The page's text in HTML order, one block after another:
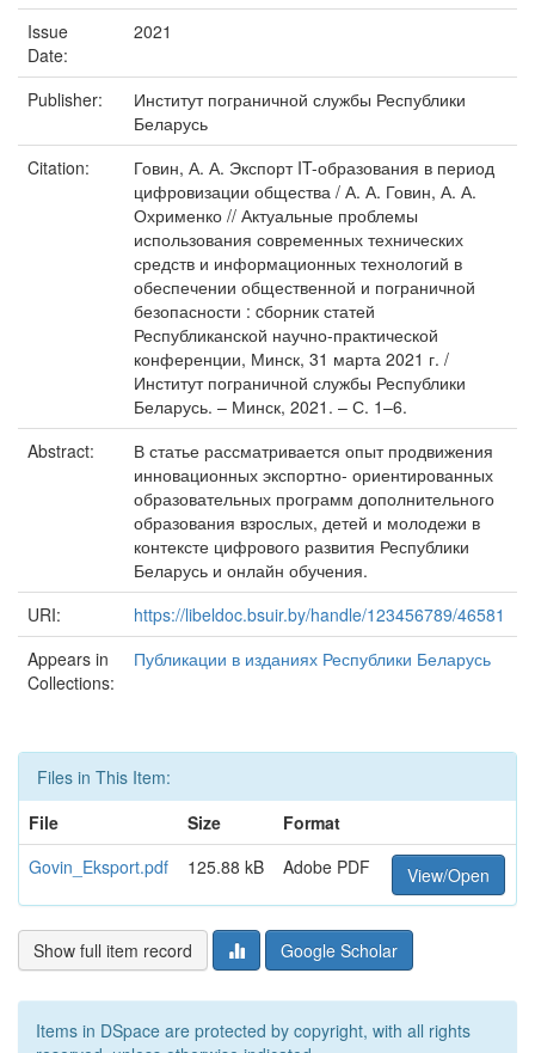
Issue
Date:
2021
Publisher:
Институт пограничной службы Республики
Беларусь
Citation:
Говин, А. А. Экспорт IT-образования в период
цифровизации общества / А. А. Говин, А. А.
Охрименко // Актуальные проблемы
использования современных технических
средств и информационных технологий в
обеспечении общественной и пограничной
безопасности : cборник статей
Республиканской научно-практической
конференции, Минск, 31 марта 2021 г. /
Институт пограничной службы Республики
Беларусь. – Минск, 2021. – С. 1–6.
Abstract:
В статье рассматривается опыт продвижения
инновационных экспортно- ориентированных
образовательных программ дополнительного
образования взрослых, детей и молодежи в
контексте цифрового развития Республики
Беларусь и онлайн обучения.
URI:
https://libeldoc.bsuir.by/handle/123456789/46581
Appears in
Collections:
Публикации в изданиях Республики Беларусь
Files in This Item:
File
Size
Format
Govin_Eksport.pdf
125.88 kB Adobe PDF View/Open
Show full item record Google Scholar
Items in DSpace are protected by copyright, with all rights